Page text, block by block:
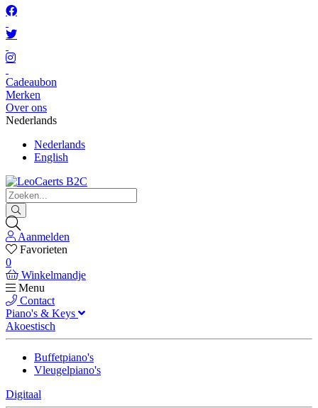
Cadeaubon
Merken
Over ons
Nederlands
Nederlands
English
Aanmelden
Favorieten
0
Winkelmandje
Menu
Contact
Piano's & Keys
Akoestisch
Buffetpiano's
Vleugelpiano's
Digitaal